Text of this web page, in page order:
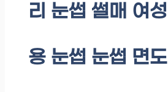
리 눈썹 썰매 여성
용 눈썹 눈썹 면도